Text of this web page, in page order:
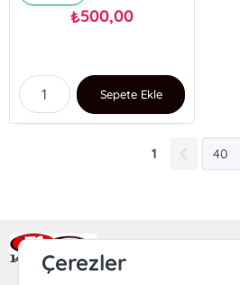
₺500,00
Sepete Ekle
1
Ra Yayın Kitabevi
Çerezler